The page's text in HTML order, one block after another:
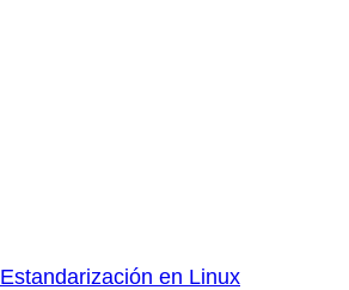
Estandarización en Linux